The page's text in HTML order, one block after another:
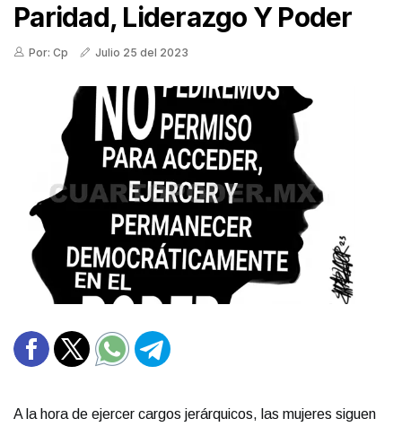
Paridad, Liderazgo Y Poder
Por: Cp Julio 25 del 2023
A la hora de ejercer cargos jerárquicos, las mujeres siguen